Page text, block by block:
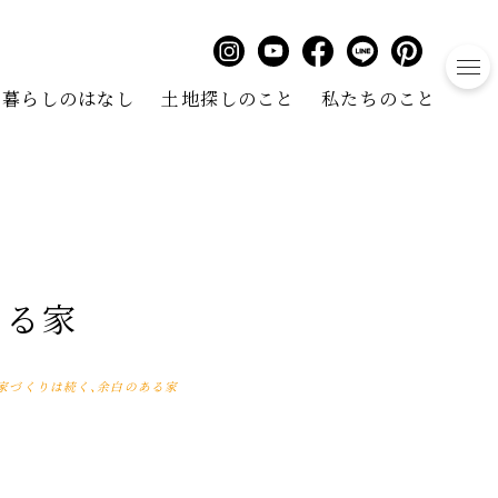
暮らしのはなし 土地探しのこと 私たちのこと
家
づくりは続く、余白のある家